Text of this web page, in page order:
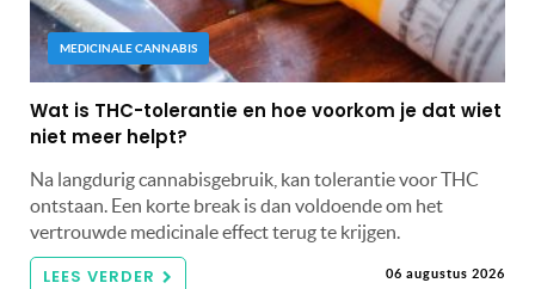
MEDICINALE CANNABIS
Wat is THC-tolerantie en hoe voorkom je dat wiet
niet meer helpt?
Na langdurig cannabisgebruik, kan tolerantie voor THC
ontstaan. Een korte break is dan voldoende om het
vertrouwde medicinale effect terug te krijgen.
LEES VERDER 06 augustus 2026